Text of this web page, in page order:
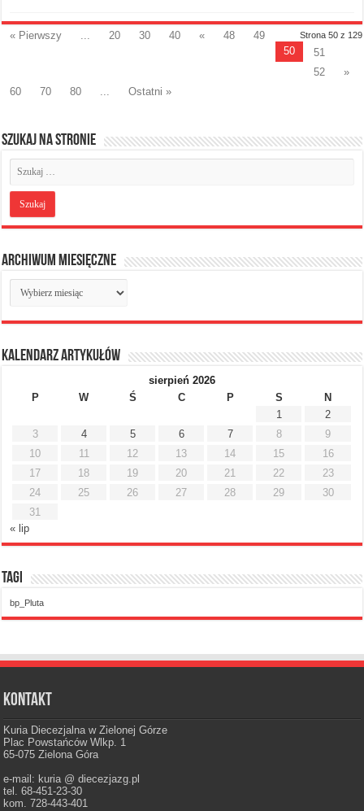
Strona 50 z 129
« Pierwszy ... 20 30 40 « 48
49
50
51
52
»
60
70 80 ... Ostatni »
Szukaj na stronie
Archiwum miesięczne
Archiwum
miesięczne
Kalendarz artykułów
sierpień 2026
P
W Ś C P S
N
1
2
3
4 5 6 7 8
9
10
11 12 13 14 15
16
17
18 19 20 21 22
23
24
25 26 27 28 29
30
31
« lip
Tagi
bp_Pluta
Kontakt
Kuria Diecezjalna w Zielonej Górze
Plac Powstańców Wlkp. 1
65-075 Zielona Góra
e-mail: kuria @ diecezjazg.pl
tel. 68-451-23-30
kom. 728-443-401